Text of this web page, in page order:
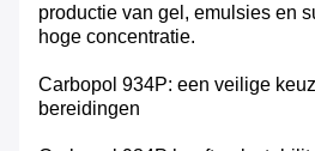
productie van gel, emulsies en
hoge concentratie.
Carbopol 934P: een veilige
bereidingen